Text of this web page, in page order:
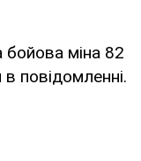
бойова міна 82
повідомленні.